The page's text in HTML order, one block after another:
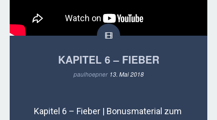
KAPITEL 6 – FIEBER
paulhoepner 13. Mai 2018
Kapitel 6 – Fieber | Bonusmaterial zum